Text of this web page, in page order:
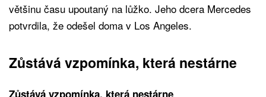
většinu času upoutaný na lůžko. Jeho dcera Mercedes
potvrdila, že odešel doma v Los Angeles.
Zůstává vzpomínka, která nestárne
Zůstává vzpomínka, která nestárne